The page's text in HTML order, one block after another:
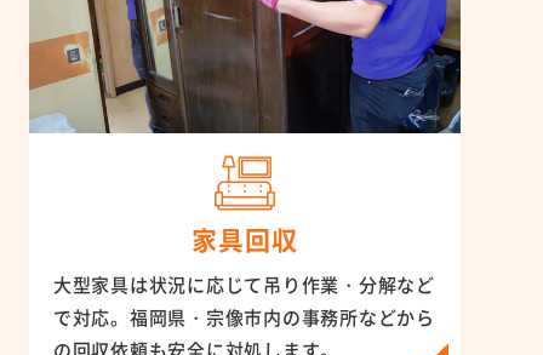
家具回収
大型家具は状況に応じて吊り作業・分解など
で対応。福岡県・宗像市内の事務所などから
の回収依頼も安全に対処します。